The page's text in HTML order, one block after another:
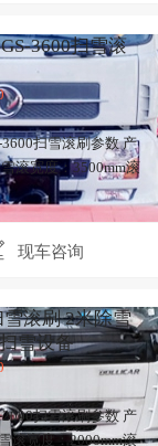
3600扫雪滚
扫雪滚刷参数 产
滚宽度：3500mm滚
现车咨询
滚刷 2米除雪
雪设备
扫雪滚刷参数 产
滚宽度：2000mm滚